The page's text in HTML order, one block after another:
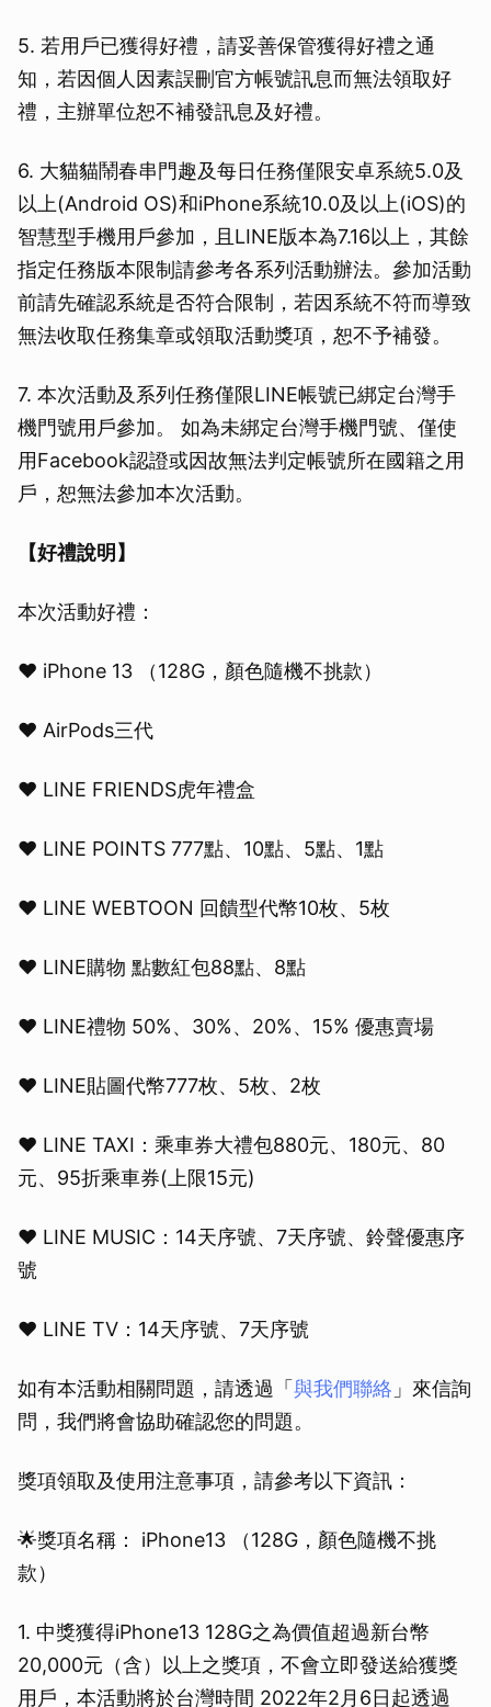
5. 若用戶已獲得好禮，請妥善保管獲得好禮之通
知，若因個人因素誤刪官方帳號訊息而無法領取好
禮，主辦單位恕不補發訊息及好禮。
6. 大貓貓鬧春串門趣及每日任務僅限安卓系統5.0及
以上(Android OS)和iPhone系統10.0及以上(iOS)的
智慧型手機用戶參加，且LINE版本為7.16以上，其餘
指定任務版本限制請參考各系列活動辦法。參加活動
前請先確認系統是否符合限制，若因系統不符而導致
無法收取任務集章或領取活動獎項，恕不予補發。
7. 本次活動及系列任務僅限LINE帳號已綁定台灣手
機門號用戶參加。 如為未綁定台灣手機門號、僅使
用Facebook認證或因故無法判定帳號所在國籍之用
戶，恕無法參加本次活動。
【好禮說明】
本次活動好禮：
❤️ iPhone 13 （128G，顏色隨機不挑款）
❤️ AirPods三代
❤️ LINE FRIENDS虎年禮盒
❤️ LINE POINTS 777點、10點、5點、1點
❤️ LINE WEBTOON 回饋型代幣10枚、5枚
❤️ LINE購物 點數紅包88點、8點
❤️ LINE禮物 50%、30%、20%、15% 優惠賣場
❤️ LINE貼圖代幣777枚、5枚、2枚
❤️ LINE TAXI：乘車券大禮包880元、180元、80
元、95折乘車券(上限15元)
❤️ LINE MUSIC：14天序號、7天序號、鈴聲優惠序
號
❤️ LINE TV：14天序號、7天序號
如有本活動相關問題，請透過「 與我們聯絡 」來信詢
問，我們將會協助確認您的問題。
獎項領取及使用注意事項，請參考以下資訊：
🌟獎項名稱： iPhone13 （128G，顏色隨機不挑
款）
1. 中獎獲得iPhone13 128G之為價值超過新台幣
20,000元（含）以上之獎項，不會立即發送給獲獎
用戶，本活動將於台灣時間 2022年2月6日起透過